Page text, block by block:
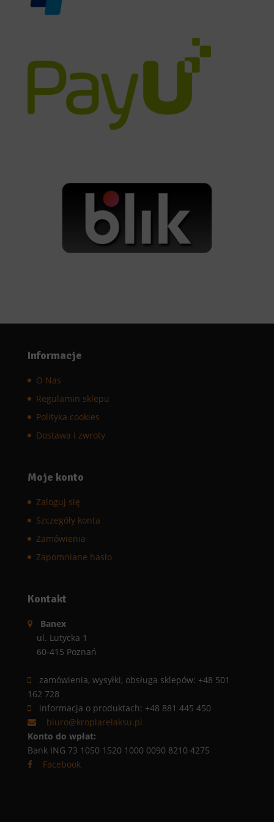
Informacje
O Nas
Regulamin sklepu
Polityka cookies
Dostawa i zwroty
Moje konto
Zaloguj się
Szczegóły konta
Zamówienia
Zapomniane hasło
Kontakt
Banex
ul. Lutycka 1
60-415 Poznań
zamówienia, wysyłki, obsługa sklepów: +48 501
162 728
informacja o produktach: +48 881 445 450
biuro@kroplarelaksu.pl
Konto do wpłat:
Bank ING 73 1050 1520 1000 0090 8210 4275
Facebook